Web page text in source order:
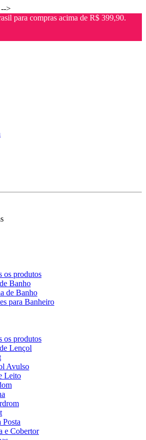
>
para compras acima de R$ 399,90.
os produtos
Banho
de Banho
para Banheiro
os produtos
Lençol
Avulso
Leito
Posta
e Cobertor